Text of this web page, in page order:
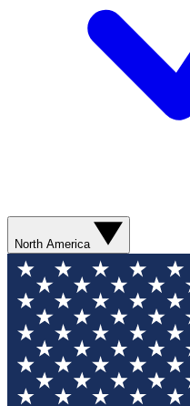
North America